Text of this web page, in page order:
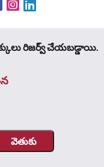
FacebookInstagram
రిజర్వ్ చేయబడ్డాయి.